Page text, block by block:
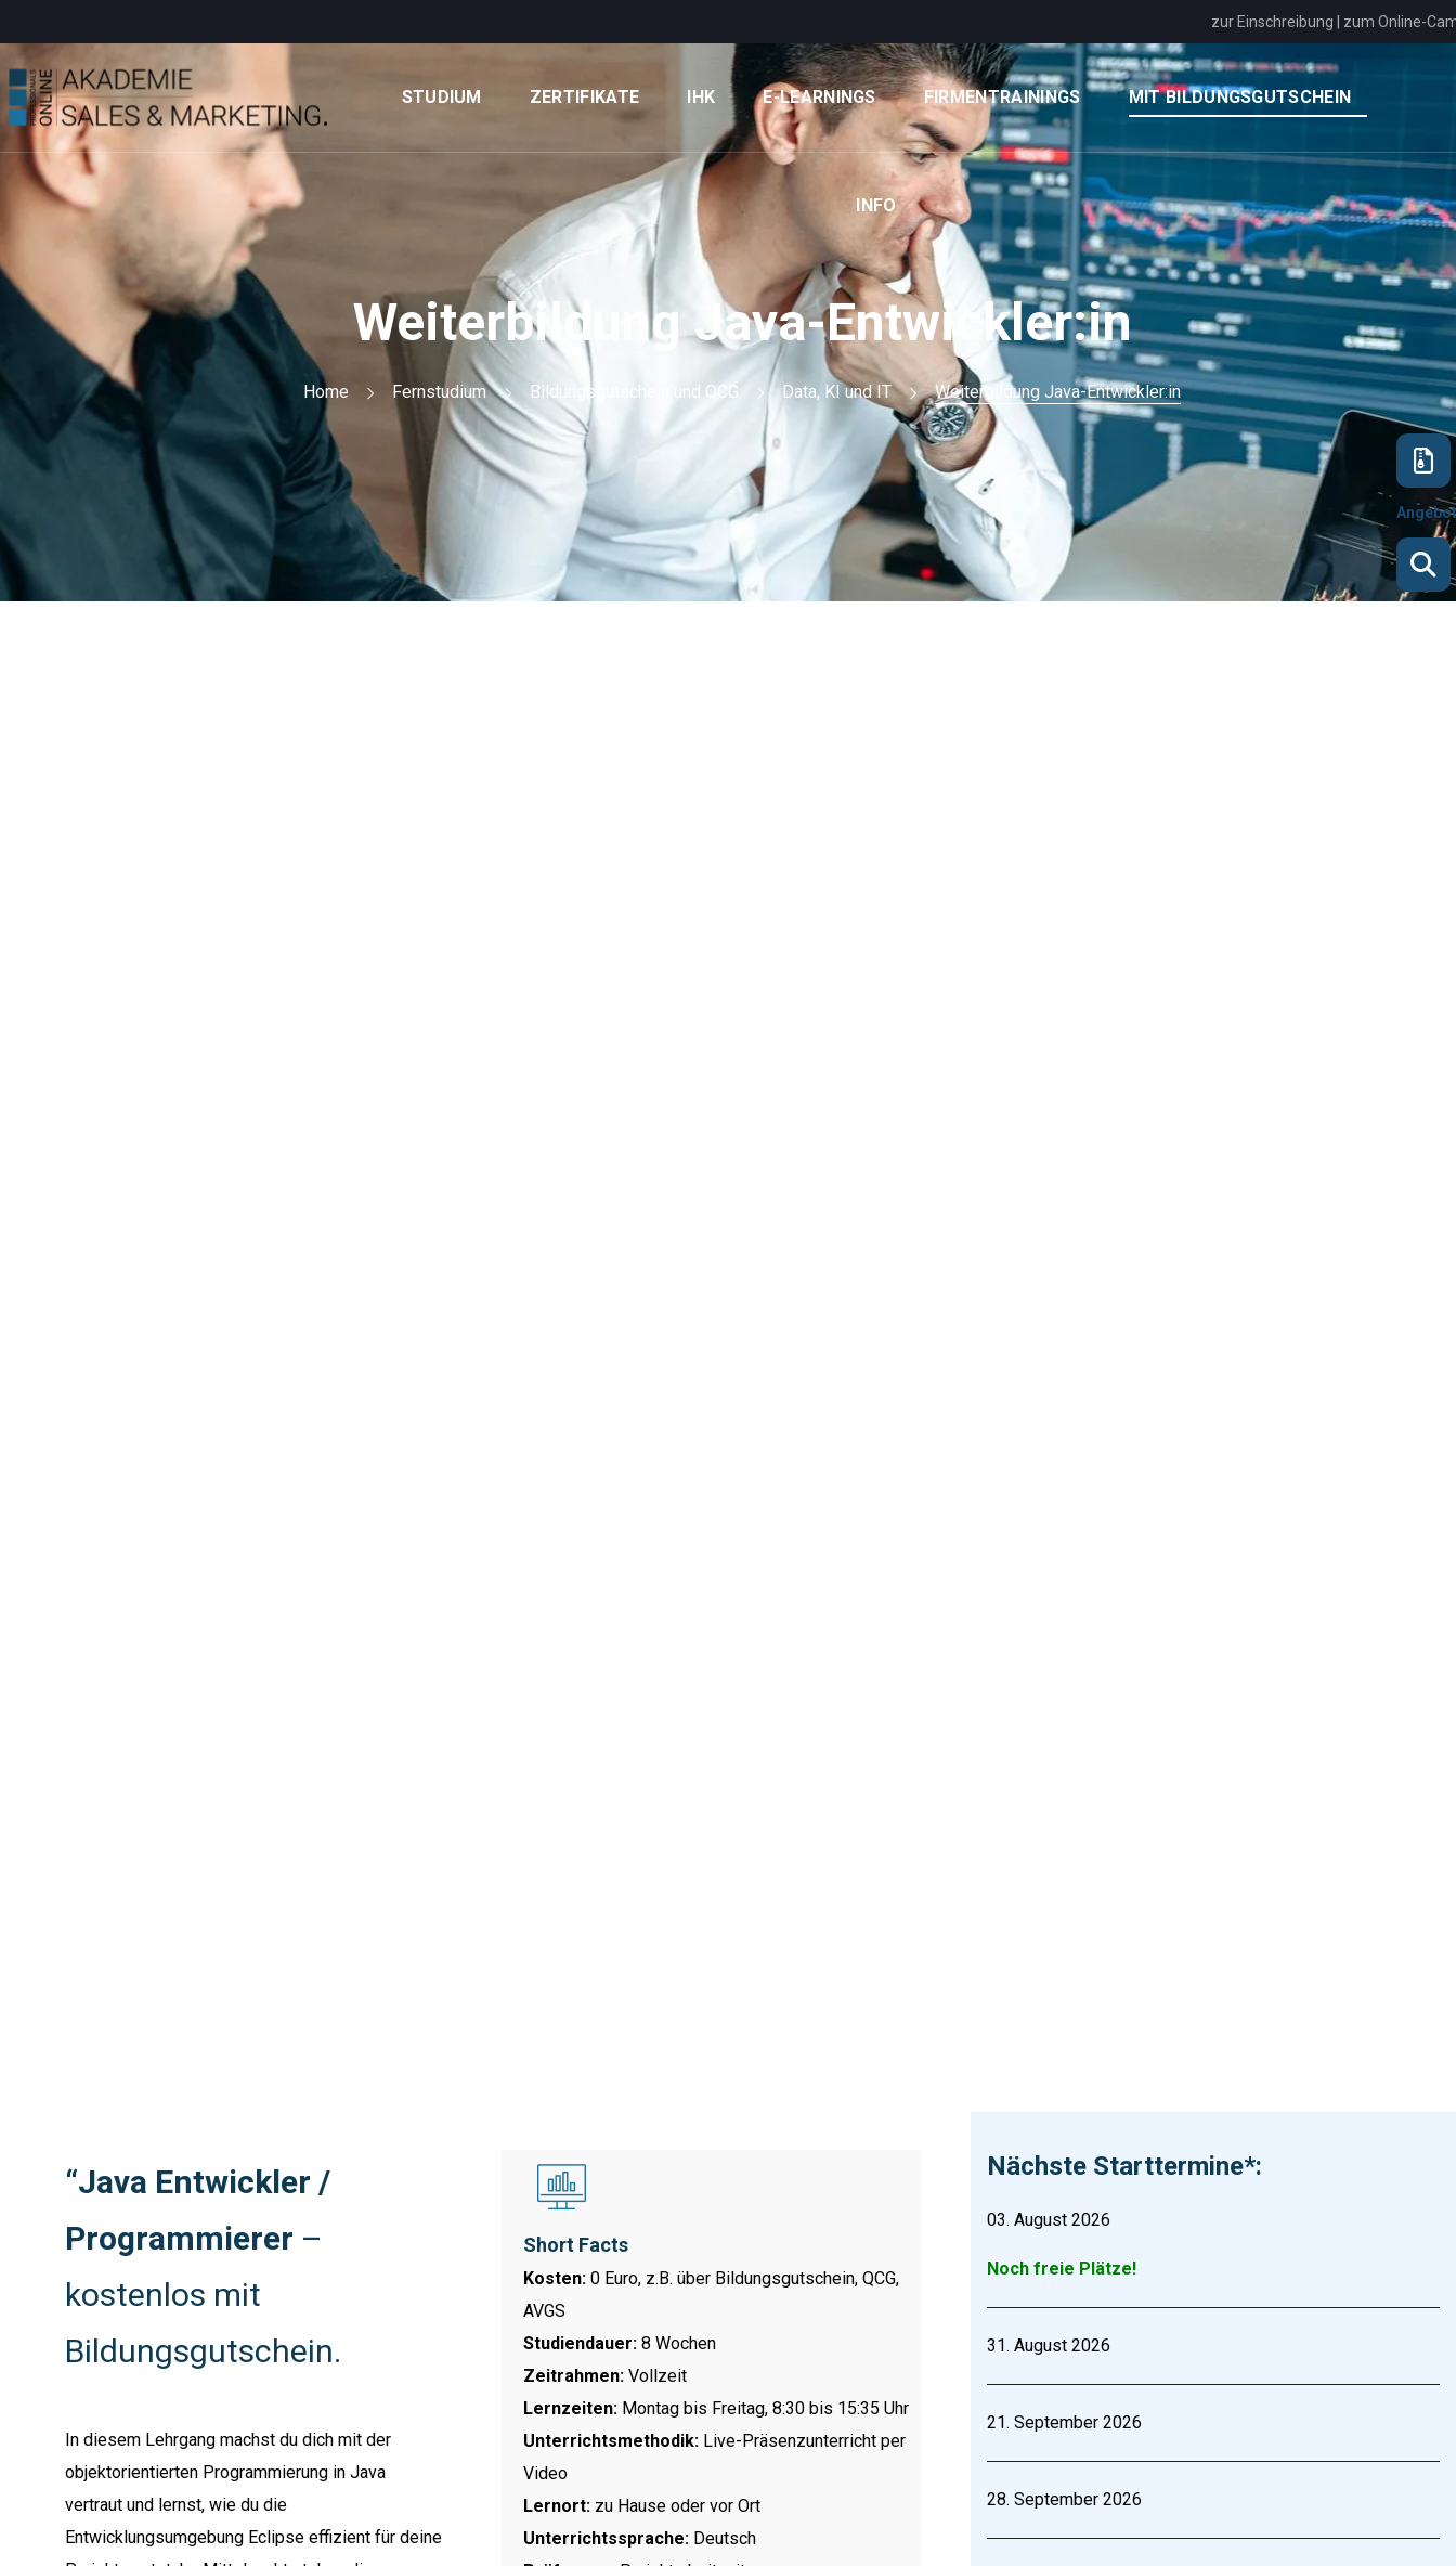
zur Einschreibung zum Online-
STUDIUM ZERTIFIKATE IHK E-LEARNINGS FIRMENTRAININGS MIT BILDUNGSGUTSCHEIN
INFO
Weiterbildung Java-Entwickler:in
Home Fernstudium Bildungsgutschein und QCG Data, KI und IT Weiterbildung Java-Entwickler:in
“Java Entwickler /
Programmierer –
kostenlos mit
Bildungsgutschein.
In diesem Lehrgang machst du dich mit der
objektorientierten Programmierung in Java
vertraut und lernst, wie du die
Entwicklungsumgebung Eclipse effizient für deine
Short Facts
Kosten: 0 Euro, z.B. über Bildungsgutschein, QCG,
AVGS
Studiendauer: 8 Wochen
Zeitrahmen: Vollzeit
Lernzeiten: Montag bis Freitag, 8:30 bis 15:35 Uhr
Unterrichtsmethodik: Live-Präsenzunterricht per
Video
Lernort: zu Hause oder vor Ort
Unterrichtssprache: Deutsch
Nächste Starttermine*:
03. August 2026
Noch freie Plätze!
31. August 2026
21. September 2026
28. September 2026
Angebot